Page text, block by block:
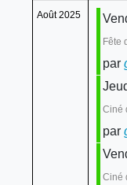
Août 2025
Fête
par
Ciné
par
Ciné